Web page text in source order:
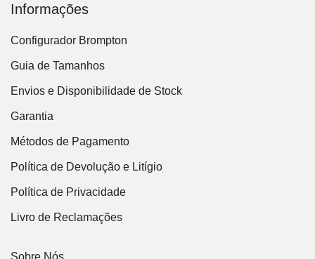
Informações
Configurador Brompton
Guia de Tamanhos
Envios e Disponibilidade de Stock
Garantia
Métodos de Pagamento
Política de Devolução e Litígio
Política de Privacidade
Livro de Reclamações
Sobre Nós